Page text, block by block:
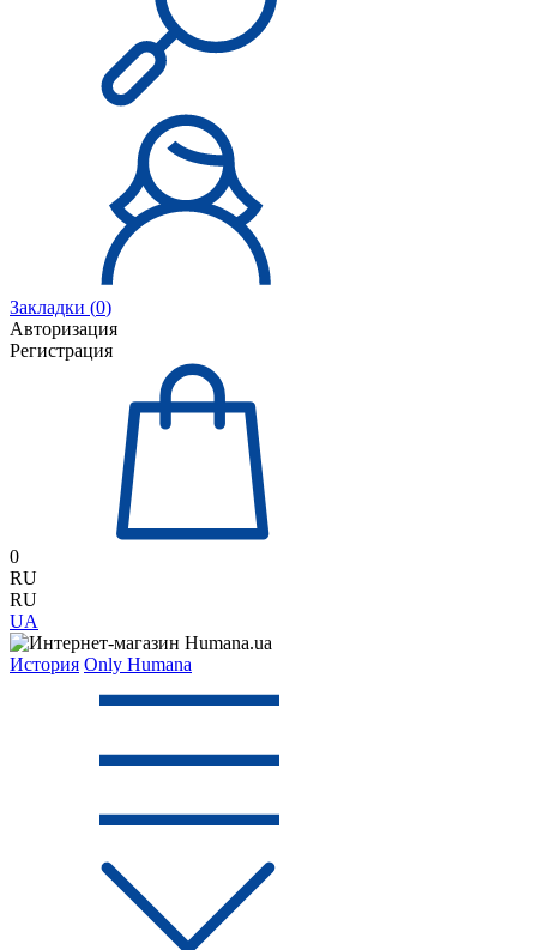
Закладки (0)
Авторизация
Регистрация
0
RU
RU
UA
История Only Humana